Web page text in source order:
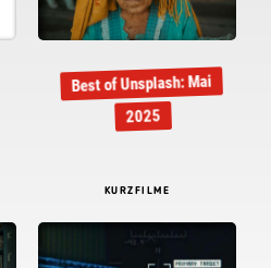
Best of Unsplash: Mai
2025
KURZFILME